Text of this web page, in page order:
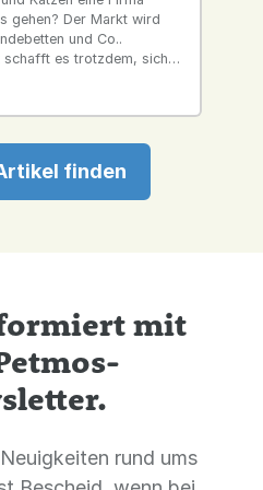
gehen? Der Markt wird
und Co..
schafft es trotzdem, sich
zu behaupten.
finden
mit
rund ums